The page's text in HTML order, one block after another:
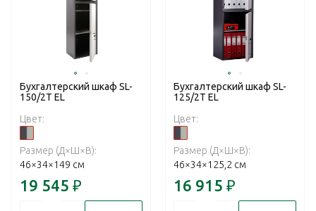
Бухгалтерский шкаф SL-
150/2Т EL
Цвет:
Размер (Д×Ш×В):
46×34×149 см
19 545 ₽
Бухгалтерский шкаф SL-
125/2T EL
Цвет:
Размер (Д×Ш×В):
46×34×125,2 см
16 915 ₽